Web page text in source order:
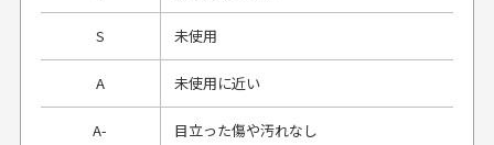
S 未使用
A 未使用に近い
A- 目立った傷や汚れなし